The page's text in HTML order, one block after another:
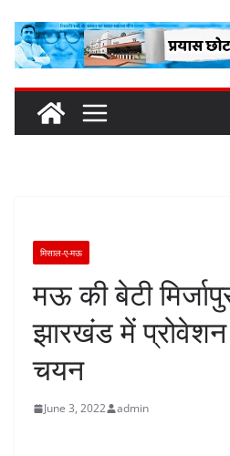
content
मिसाल-ए-मऊ
मऊ की बेटी
झारखंड में प्रोवेशन
चयन
June 3, 2022 admin